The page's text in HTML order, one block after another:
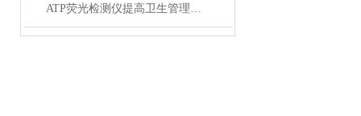
ATP荧光检测仪提高卫生管理效率